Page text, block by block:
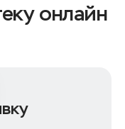
онлайн